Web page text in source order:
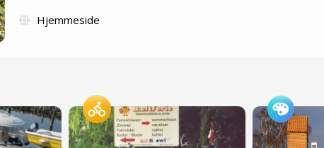
Hjemmeside